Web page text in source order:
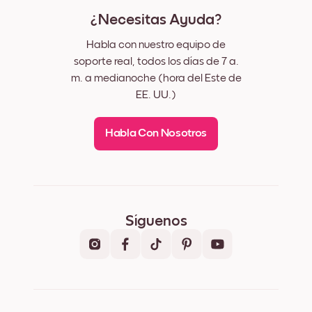
¿Necesitas Ayuda?
Habla con nuestro equipo de
soporte real, todos los días de 7 a.
m. a medianoche (hora del Este de
EE. UU.)
Habla Con Nosotros
Síguenos